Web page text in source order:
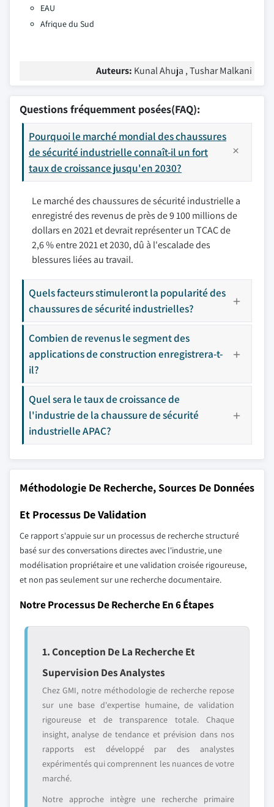
EAU
Afrique du Sud
Auteurs: Kunal Ahuja , Tushar Malkani
Questions fréquemment posées(FAQ):
Pourquoi le marché mondial des chaussures
de sécurité industrielle connaît-il un fort
taux de croissance jusqu'en 2030?
Le marché des chaussures de sécurité industrielle a
enregistré des revenus de près de 9 100 millions de
dollars en 2021 et devrait représenter un TCAC de
2,6 % entre 2021 et 2030, dû à l'escalade des
blessures liées au travail.
Quels facteurs stimuleront la popularité des
chaussures de sécurité industrielles?
Combien de revenus le segment des
applications de construction enregistrera-t-
il?
Quel sera le taux de croissance de
l'industrie de la chaussure de sécurité
industrielle APAC?
Méthodologie De Recherche, Sources De Données
Et Processus De Validation
Ce rapport s'appuie sur un processus de recherche structuré
basé sur des conversations directes avec l'industrie, une
modélisation propriétaire et une validation croisée rigoureuse,
et non pas seulement sur une recherche documentaire.
Notre Processus De Recherche En 6 Étapes
1. Conception De La Recherche Et
Supervision Des Analystes
Chez GMI, notre méthodologie de recherche repose
sur une base d'expertise humaine, de validation
rigoureuse et de transparence totale. Chaque
insight, analyse de tendance et prévision dans nos
rapports est développé par des analystes
expérimentés qui comprennent les nuances de votre
marché.
Notre approche intègre une recherche primaire